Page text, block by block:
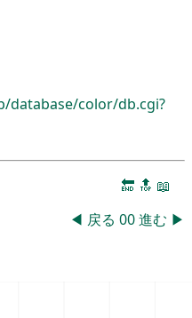
database/color/db.cgi?
🔚 🔝 📖
◀ 戻る 00進む ▶